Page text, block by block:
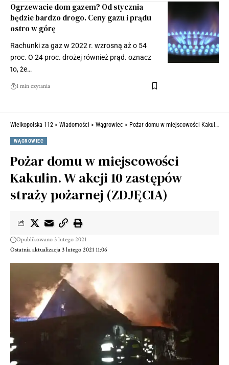
Ogrzewacie dom gazem? Od stycznia
będzie bardzo drogo. Ceny gazu i prądu
ostro w górę
Rachunki za gaz w 2022 r. wzrosną aż o 54
proc. O 24 proc. drożej również prąd. oznacz
to, że…
1 min czytania
Wielkopolska 112 > Wiadomości > Wągrowiec > Pożar domu w miejscowości Kakulin. W akcji 10 zastępów straży pożarnej (ZDJĘCIA)
WĄGROWIEC
Pożar domu w miejscowości
Kakulin. W akcji 10 zastępów
straży pożarnej (ZDJĘCIA)
Ostatnia aktualizacja 3 lutego 2021 11:06
Opublikowano 3 lutego 2021